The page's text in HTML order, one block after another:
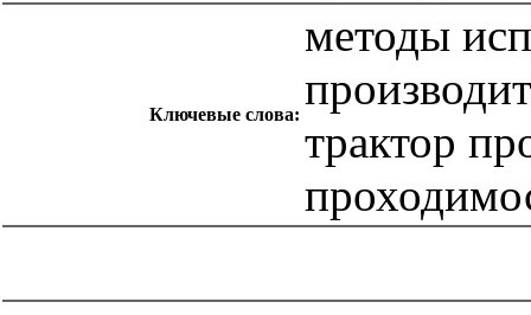
Ключевые слова:
методы
трактор